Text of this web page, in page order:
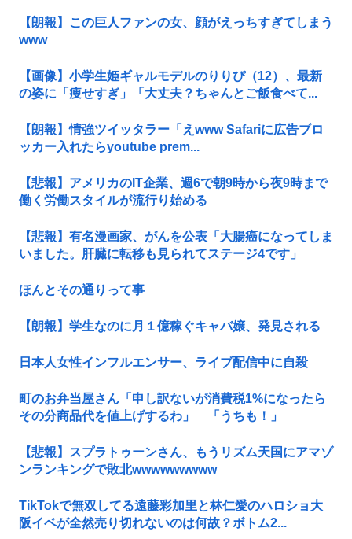
【朗報】この巨人ファンの女、顔がえっちすぎてしまう
www
【画像】小学生姫ギャルモデルのりりぴ（12）、最新
の姿に「痩せすぎ」「大丈夫？ちゃんとご飯食べて...
【朗報】情強ツイッタラー「えwww Safariに広告ブロ
ッカー入れたらyoutube prem...
【悲報】アメリカのIT企業、週6で朝9時から夜9時まで
働く労働スタイルが流行り始める
【悲報】有名漫画家、がんを公表「大腸癌になってしま
いました。肝臓に転移も見られてステージ4です」
ほんとその通りって事
【朗報】学生なのに月１億稼ぐキャバ嬢、発見される
日本人女性インフルエンサー、ライブ配信中に自殺
町のお弁当屋さん「申し訳ないが消費税1%になったら
その分商品代を値上げするわ」 「うちも！」
【悲報】スプラトゥーンさん、もうリズム天国にアマゾ
ンランキングで敗北wwwwwwwww
TikTokで無双してる遠藤彩加里と林仁愛のハロショ大
阪イベが全然売り切れないのは何故？ボトム2...